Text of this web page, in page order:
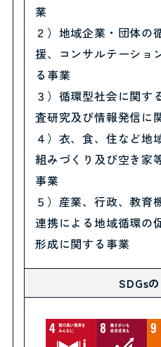
業
２）地域企業・団体の
援、コンサルテーショ
る事業
３）循環型社会に関す
査研究及び情報発信に
４）衣、食、住など地
組みづくり及び空き家
事業
５）産業、行政、教育
連携による地域循環の
形成に関する事業
SDGs